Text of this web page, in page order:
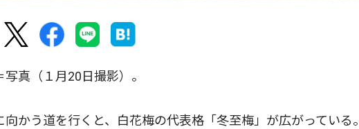
真（１月20日撮影）。
かう道を行くと、白花梅の代表格「冬至梅」が広がっている。